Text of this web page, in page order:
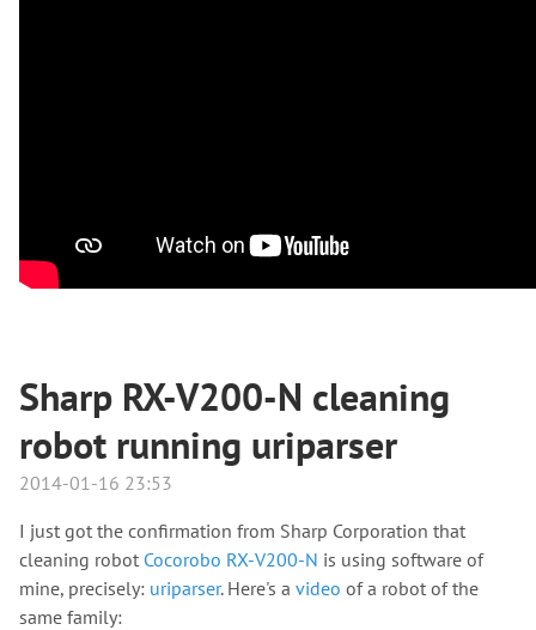
Sharp RX-V200-N cleaning
robot running uriparser
2014-01-16 23:53
I just got the confirmation from Sharp Corporation that
cleaning robot Cocorobo RX-V200-N is using software of
mine, precisely: uriparser. Here's a video of a robot of the
same family: